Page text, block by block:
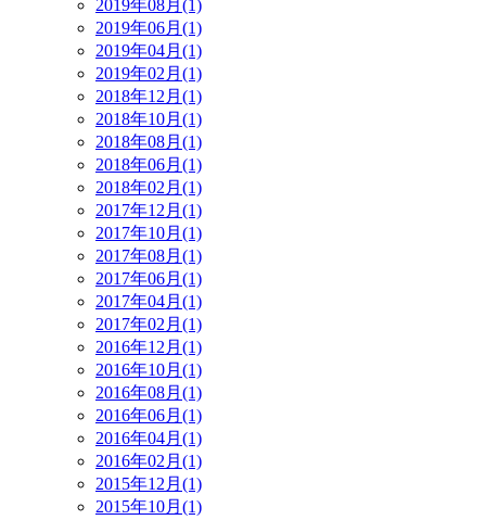
2019年08月(1)
2019年06月(1)
2019年04月(1)
2019年02月(1)
2018年12月(1)
2018年10月(1)
2018年08月(1)
2018年06月(1)
2018年02月(1)
2017年12月(1)
2017年10月(1)
2017年08月(1)
2017年06月(1)
2017年04月(1)
2017年02月(1)
2016年12月(1)
2016年10月(1)
2016年08月(1)
2016年06月(1)
2016年04月(1)
2016年02月(1)
2015年12月(1)
2015年10月(1)